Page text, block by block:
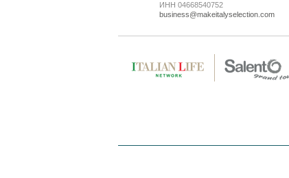
ИНН 04668540752
business@makeitalyselection.com